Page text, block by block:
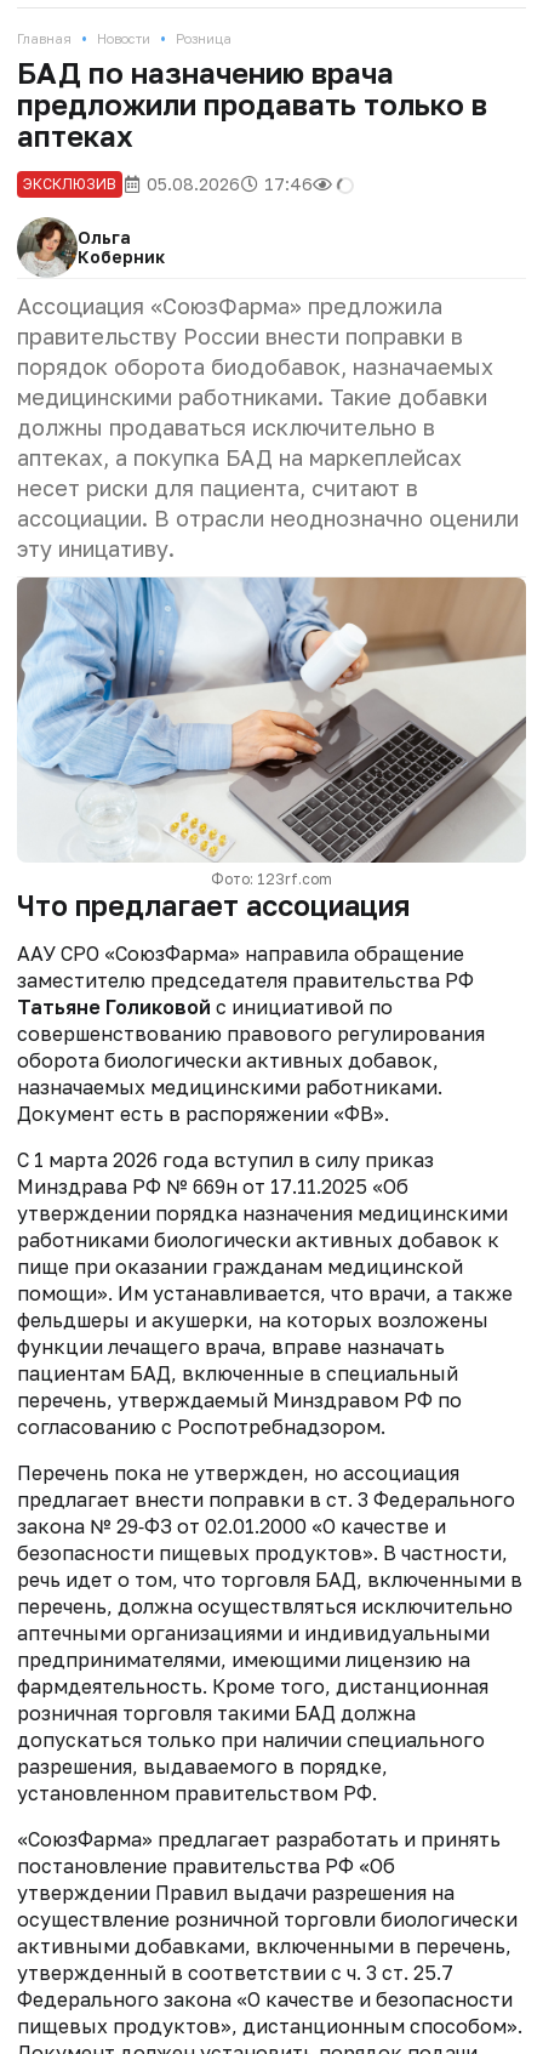
Главная • Новости • Розница
БАД по назначению врача
предложили продавать только в
аптеках
ЭКСКЛЮЗИВ 05.08.2026 17:46
Ольга
Коберник
Ассоциация «СоюзФарма» предложила
правительству России внести поправки в
порядок оборота биодобавок, назначаемых
медицинскими работниками. Такие добавки
должны продаваться исключительно в
аптеках, а покупка БАД на маркеплейсах
несет риски для пациента, считают в
ассоциации. В отрасли неоднозначно оценили
эту иницативу.
Фото: 123rf.com
Что предлагает ассоциация
ААУ СРО «СоюзФарма» направила обращение
заместителю председателя правительства РФ
Татьяне Голиковой с инициативой по
совершенствованию правового регулирования
оборота биологически активных добавок,
назначаемых медицинскими работниками.
Документ есть в распоряжении «ФВ».
С 1 марта 2026 года вступил в силу приказ
Минздрава РФ № 669н от 17.11.2025 «Об
утверждении порядка назначения медицинскими
работниками биологически активных добавок к
пище при оказании гражданам медицинской
помощи». Им устанавливается, что врачи, а также
фельдшеры и акушерки, на которых возложены
функции лечащего врача, вправе назначать
пациентам БАД, включенные в специальный
перечень, утверждаемый Минздравом РФ по
согласованию с Роспотребнадзором.
Перечень пока не утвержден, но ассоциация
предлагает внести поправки в ст. 3 Федерального
закона № 29‑ФЗ от 02.01.2000 «О качестве и
безопасности пищевых продуктов». В частности,
речь идет о том, что торговля БАД, включенными в
перечень, должна осуществляться исключительно
аптечными организациями и индивидуальными
предпринимателями, имеющими лицензию на
фармдеятельность. Кроме того, дистанционная
розничная торговля такими БАД должна
допускаться только при наличии специального
разрешения, выдаваемого в порядке,
установленном правительством РФ.
«СоюзФарма» предлагает разработать и принять
постановление правительства РФ «Об
утверждении Правил выдачи разрешения на
осуществление розничной торговли биологически
активными добавками, включенными в перечень,
утвержденный в соответствии с ч. 3 ст. 25.7
Федерального закона «О качестве и безопасности
пищевых продуктов», дистанционным способом».